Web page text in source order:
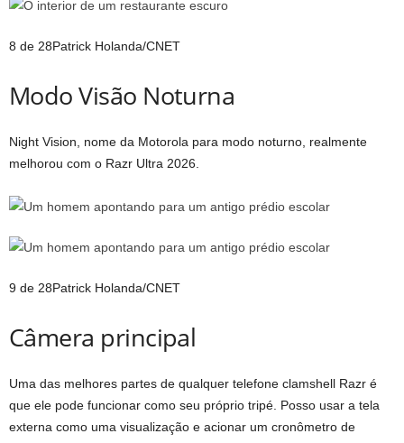
8 de 28Patrick Holanda/CNET
Modo Visão Noturna
Night Vision, nome da Motorola para modo noturno, realmente
melhorou com o Razr Ultra 2026.
9 de 28Patrick Holanda/CNET
Câmera principal
Uma das melhores partes de qualquer telefone clamshell Razr é
que ele pode funcionar como seu próprio tripé. Posso usar a tela
externa como uma visualização e acionar um cronômetro de